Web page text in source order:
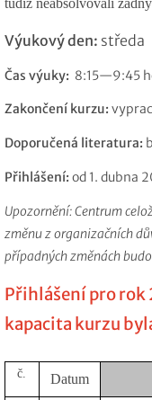
tudíž neabsolvovali
Výukový den: středa
Čas výuky: 8:15—9:45
Zakončení kurzu:
Doporučená literatura:
Přihlášení: od 1. dubna
Upozornění: Centrum
změnu z organizačních
případných změnách
Přihlášení pro
kapacita kurzu
č. Datum